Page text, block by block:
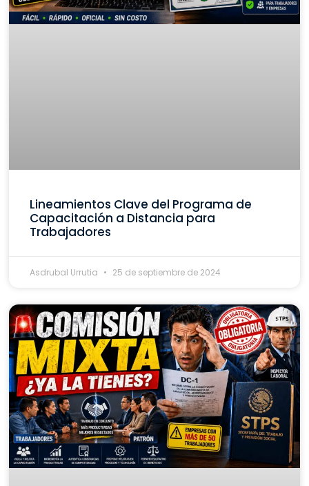
Lineamientos Clave del Programa de
Capacitación a Distancia para
Trabajadores
Asdrubal Urrutia 25 de septiembre de 2024